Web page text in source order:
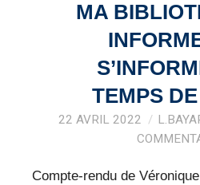
GROUPE
AGENDA
VEILLE PRO
RESSOURCES
OFFRES
MA
TEMPS
22 AVRIL 2022
Compte-rendu de